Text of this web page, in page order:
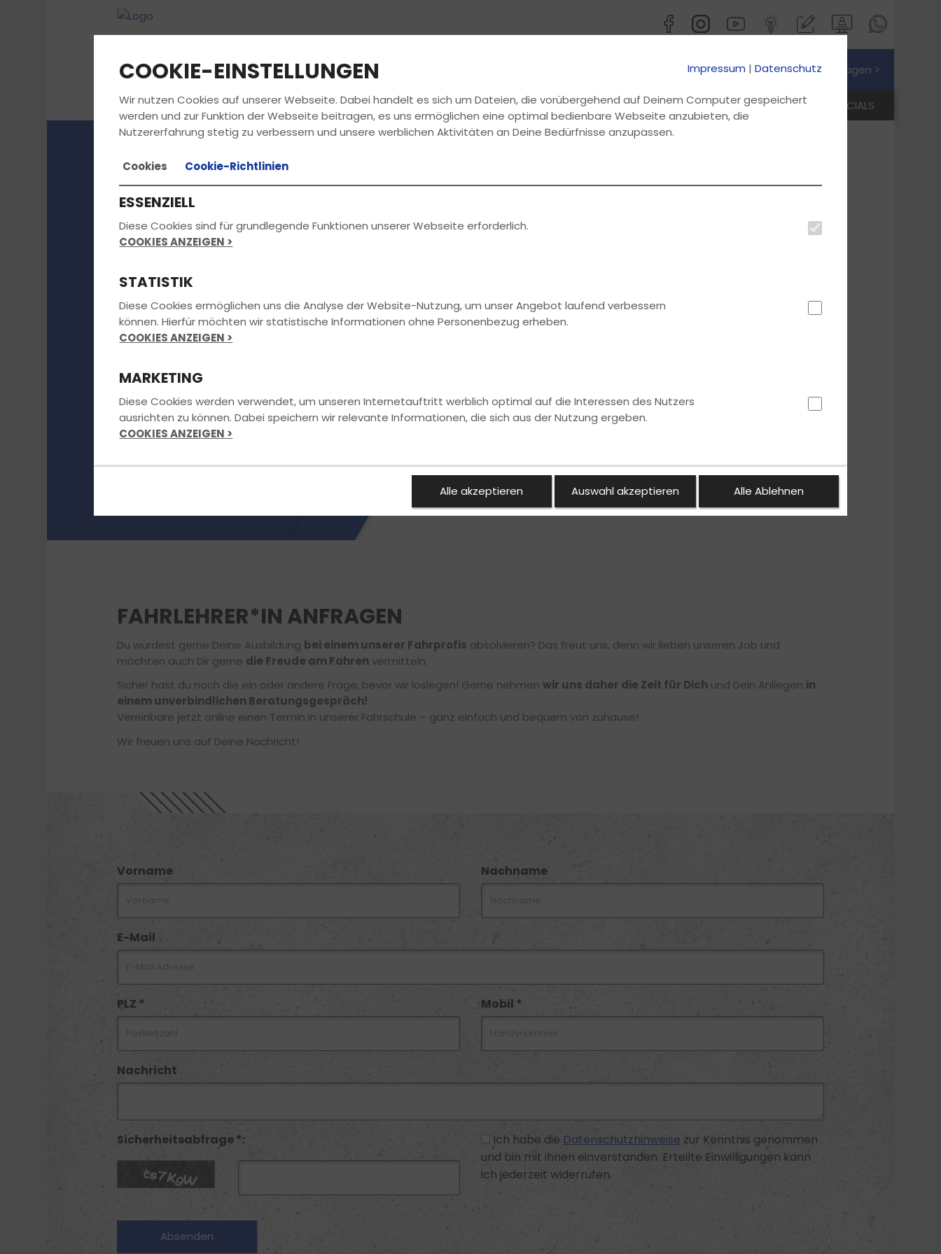
Jetzt Preis anfragen >
FAHRSCHULE FÜHRERSCHEIN AKTUELLES ANMELDEN KONTAKT SPECIALS
Starte in das Jahr
2026
Melde dich jetzt an
FAHRLEHRER*IN ANFRAGEN
Du würdest gerne Deine Ausbildung bei einem unserer Fahrprofis absolvieren? Das freut uns, denn wir lieben unseren Job und
möchten auch Dir gerne die Freude am Fahren vermitteln.
Sicher hast du noch die ein oder andere Frage, bevor wir loslegen! Gerne nehmen wir uns daher die Zeit für Dich und Dein Anliegen in
einem unverbindlichen Beratungsgespräch!
Vereinbare jetzt online einen Termin in unserer Fahrschule – ganz einfach und bequem von zuhause!
Wir freuen uns auf Deine Nachricht!
Vorname Nachname
E-Mail
PLZ * Mobil *
Nachricht
Sicherheitsabfrage *: Ich habe die Datenschutzhinweise zur Kenntnis genommen
und bin mit ihnen einverstanden. Erteilte Einwilligungen kann
ich jederzeit widerrufen.
COOKIE-EINSTELLUNGEN Impressum | Datenschutz
Wir nutzen Cookies auf unserer Webseite. Dabei handelt es sich um Dateien, die vorübergehend auf Deinem Computer gespeichert
werden und zur Funktion der Webseite beitragen, es uns ermöglichen eine optimal bedienbare Webseite anzubieten, die
Nutzererfahrung stetig zu verbessern und unsere werblichen Aktivitäten an Deine Bedürfnisse anzupassen.
Cookies Cookie-Richtlinien
ESSENZIELL
Diese Cookies sind für grundlegende Funktionen unserer Webseite erforderlich.
COOKIES ANZEIGEN >
STATISTIK
Diese Cookies ermöglichen uns die Analyse der Website-Nutzung, um unser Angebot laufend verbessern
können. Hierfür möchten wir statistische Informationen ohne Personenbezug erheben.
COOKIES ANZEIGEN >
MARKETING
Diese Cookies werden verwendet, um unseren Internetauftritt werblich optimal auf die Interessen des Nutzers
ausrichten zu können. Dabei speichern wir relevante Informationen, die sich aus der Nutzung ergeben.
COOKIES ANZEIGEN >
Alle akzeptieren Auswahl akzeptieren Alle Ablehnen